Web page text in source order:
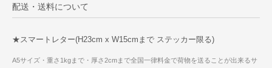
配送・送料について
★スマートレター(H23cm x W15cmまで ステッカー限る)
A5サイズ・重さ1kgまで・厚さ2cmまで全国一律料金で荷物を送ることが出来るサ